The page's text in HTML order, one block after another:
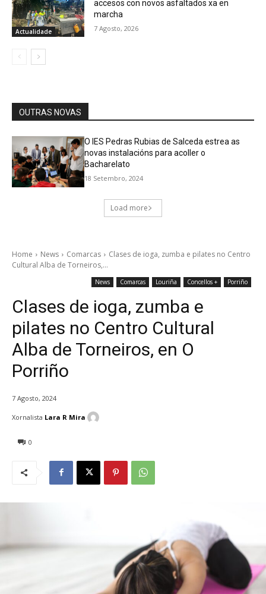
Actualidade
accesos con novos asfaltados xa en
marcha
7 Agosto, 2026
OUTRAS NOVAS
O IES Pedras Rubias de Salceda estrea as
novas instalacións para acoller o
Bacharelato
18 Setembro, 2024
Load more